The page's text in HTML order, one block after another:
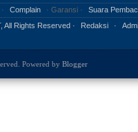
· Complain · Garansi ·
Suara
All Rights Reserved · Redaksi ·
Powered by Blogger